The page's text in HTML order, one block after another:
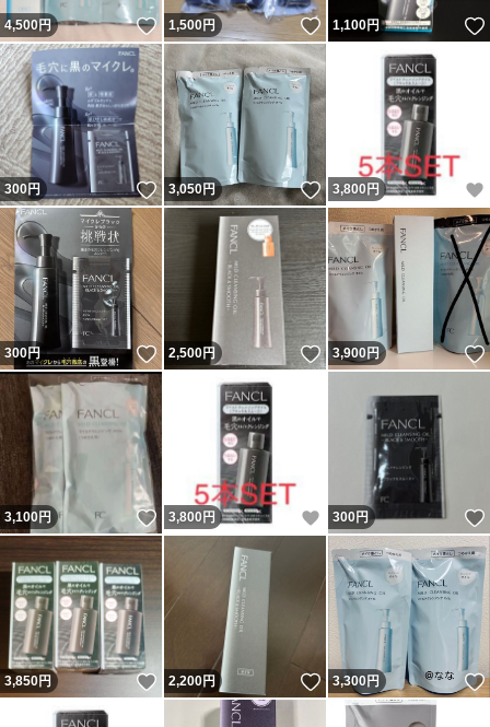
4,500円 いいね！
1,500円 いいね！
1,100円
300円 いいね！
3,050円 いいね！
3,800 円
300円 いいね！
2,500円 いいね！
3,900円
3,100円 いいね！
3,800 円 いいね！
300円
3,850円 いいね！
2,200円 いいね！
3,300円